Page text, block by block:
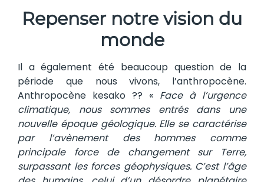
Repenser notre vision du
monde
Il a également été beaucoup question de la
période que nous vivons, l’anthropocène.
Anthropocène kesako ?? « Face à l’urgence
climatique, nous sommes entrés dans une
nouvelle époque géologique. Elle se caractérise
par l’avènement des hommes comme
principale force de changement sur Terre,
surpassant les forces géophysiques. C’est l’âge